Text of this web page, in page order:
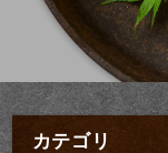
カテゴリ